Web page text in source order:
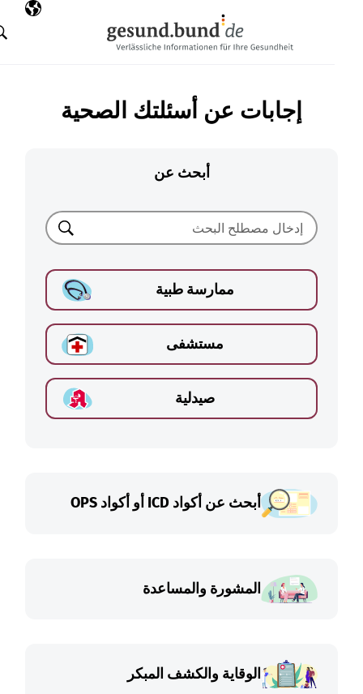
اللغة
البحث
إجابات عن أسئلتك الصحية
أبحث عن
ممارسة طبية
مستشفى
صيدلية
أبحث عن أكواد ICD أو أكواد OPS
المشورة والمساعدة
الوقاية والكشف المبكر